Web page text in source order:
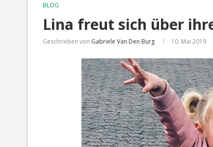
BLOG
Lina freut sich über
Geschrieben von Gabriele Van Den Burg 10. Mai 2019